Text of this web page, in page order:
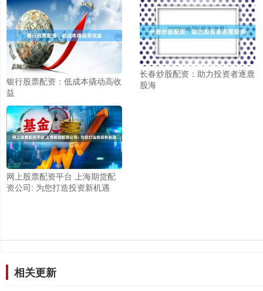
银行股票配资：低成本撬动高收
益
长春炒股配资：助力投资者逐鹿
股海
网上股票配资平台 上海期货配
资公司: 为您打造投资新机遇
相关更新